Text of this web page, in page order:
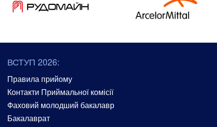
ВСТУП 2026:
Правила прийому
Контакти Приймальної комісії
Фаховий молодший бакалавр
Бакалаврат